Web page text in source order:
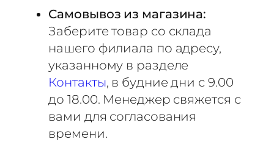
Самовывоз из магазина:
Заберите товар со склада
нашего филиала по адресу,
указанному в разделе
Контакты, в будние дни с 9.00
до 18.00. Менеджер свяжется с
вами для согласования
времени.